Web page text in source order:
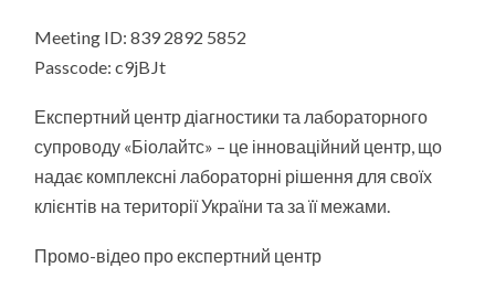
Meeting ID: 839 2892 5852
Passcode: c9jBJt
Експертний центр діагностики та лабораторного
супроводу «Біолайтс» – це інноваційний центр, що
надає комплексні лабораторні рішення для своїх
клієнтів на території України та за її межами.
Промо-відео про експертний центр